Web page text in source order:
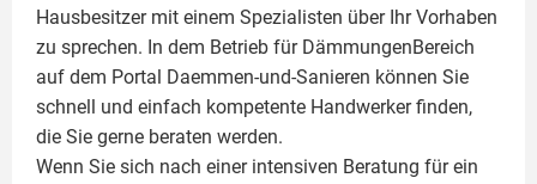
Hausbesitzer mit einem Spezialisten über Ihr Vorhaben
zu sprechen. In dem Betrieb für DämmungenBereich
auf dem Portal Daemmen-und-Sanieren können Sie
schnell und einfach kompetente Handwerker finden,
die Sie gerne beraten werden.
Wenn Sie sich nach einer intensiven Beratung für ein